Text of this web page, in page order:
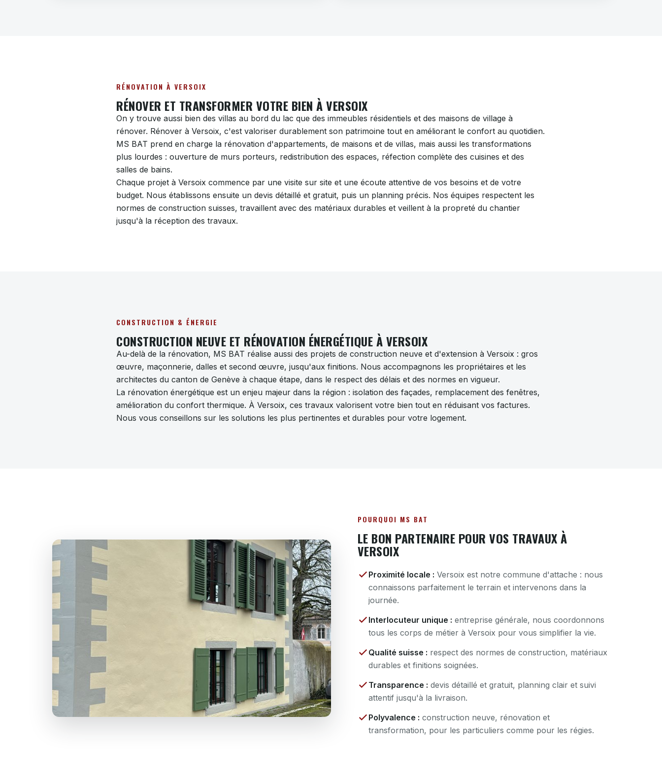
RÉNOVATION À VERSOIX
RÉNOVER ET TRANSFORMER VOTRE BIEN À VERSOIX
On y trouve aussi bien des villas au bord du lac que des immeubles résidentiels et des maisons de village à
rénover. Rénover à Versoix, c'est valoriser durablement son patrimoine tout en améliorant le confort au quotidien.
MS BAT prend en charge la rénovation d'appartements, de maisons et de villas, mais aussi les transformations
plus lourdes : ouverture de murs porteurs, redistribution des espaces, réfection complète des cuisines et des
salles de bains.
Chaque projet à Versoix commence par une visite sur site et une écoute attentive de vos besoins et de votre
budget. Nous établissons ensuite un devis détaillé et gratuit, puis un planning précis. Nos équipes respectent les
normes de construction suisses, travaillent avec des matériaux durables et veillent à la propreté du chantier
jusqu'à la réception des travaux.
CONSTRUCTION & ÉNERGIE
CONSTRUCTION NEUVE ET RÉNOVATION ÉNERGÉTIQUE À VERSOIX
Au-delà de la rénovation, MS BAT réalise aussi des projets de construction neuve et d'extension à Versoix : gros
œuvre, maçonnerie, dalles et second œuvre, jusqu'aux finitions. Nous accompagnons les propriétaires et les
architectes du canton de Genève à chaque étape, dans le respect des délais et des normes en vigueur.
La rénovation énergétique est un enjeu majeur dans la région : isolation des façades, remplacement des fenêtres,
amélioration du confort thermique. À Versoix, ces travaux valorisent votre bien tout en réduisant vos factures.
Nous vous conseillons sur les solutions les plus pertinentes et durables pour votre logement.
POURQUOI MS BAT
LE BON PARTENAIRE POUR VOS TRAVAUX À
VERSOIX
Proximité locale : Versoix est notre commune d'attache : nous
connaissons parfaitement le terrain et intervenons dans la
journée.
Interlocuteur unique : entreprise générale, nous coordonnons
tous les corps de métier à Versoix pour vous simplifier la vie.
Qualité suisse : respect des normes de construction, matériaux
durables et finitions soignées.
Transparence : devis détaillé et gratuit, planning clair et suivi
attentif jusqu'à la livraison.
Polyvalence : construction neuve, rénovation et
transformation, pour les particuliers comme pour les régies.